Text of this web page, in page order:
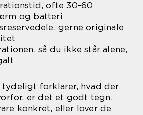
ofte 30-60
og batteri
gerne originale
så du ikke står alene,
forklarer, hvad der
er det et godt tegn.
konkret, eller lover de